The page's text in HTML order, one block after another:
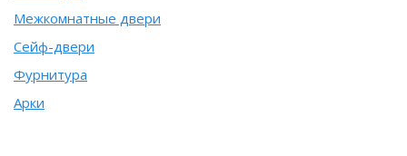
Межкомнатные двери
Сейф-двери
Фурнитура
Арки